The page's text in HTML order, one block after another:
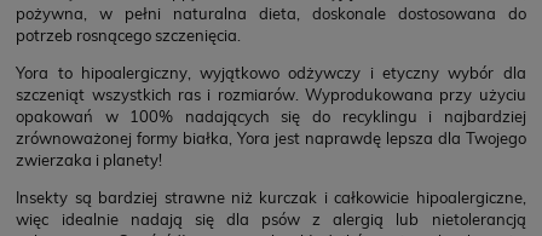
pożywna, w pełni naturalna dieta, doskonale dostosowana do
potrzeb rosnącego szczenięcia.
Yora to hipoalergiczny, wyjątkowo odżywczy i etyczny wybór dla
szczeniąt wszystkich ras i rozmiarów. Wyprodukowana przy użyciu
opakowań w 100% nadających się do recyklingu i najbardziej
zrównoważonej formy białka, Yora jest naprawdę lepsza dla Twojego
zwierzaka i planety!
Insekty są bardziej strawne niż kurczak i całkowicie hipoalergiczne,
więc idealnie nadają się dla psów z alergią lub nietolerancją